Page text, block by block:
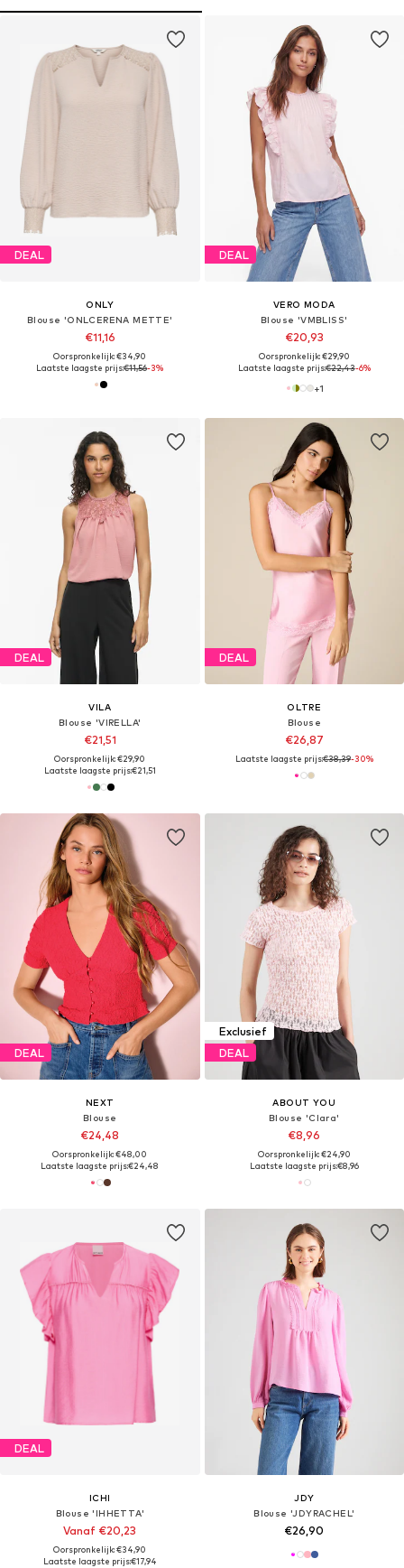
DEAL
ONLY
Blouse 'ONLCERENA METTE'
€11,16
Oorspronkelijk: €34,90
Laatste laagste prijs:€11,56-3%
DEAL
VERO MODA
Blouse 'VMBLISS'
€20,93
Oorspronkelijk: €29,90
Laatste laagste prijs:€22,43-6%
+1
DEAL
VILA
Blouse 'VIRELLA'
€21,51
Oorspronkelijk: €29,90
Laatste laagste prijs:€21,51
DEAL
OLTRE
Blouse
€26,87
Laatste laagste prijs:€38,39-30%
DEAL
NEXT
Blouse
€24,48
Oorspronkelijk: €48,00
Laatste laagste prijs:€24,48
Exclusief
DEAL
ABOUT YOU
Blouse 'Clara'
€8,96
Oorspronkelijk: €24,90
Laatste laagste prijs:€8,96
DEAL
ICHI
Blouse 'IHHETTA'
Vanaf €20,23
Oorspronkelijk: €34,90
Laatste laagste prijs:€17,94
JDY
Blouse 'JDYRACHEL'
€26,90